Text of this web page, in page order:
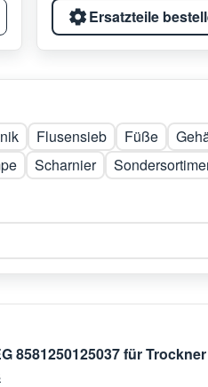
Ersatzteile
Flusensieb Füße
Scharnier
8581250125037 für Trockner